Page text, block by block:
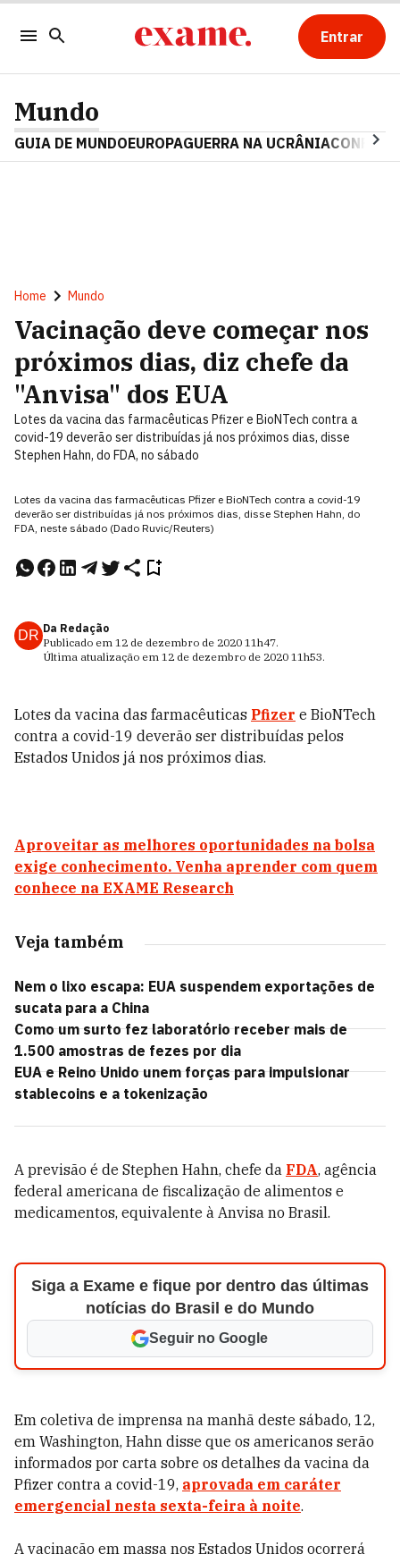
Entrar
Mundo
GUIA DE MUNDOEUROPAGUERRA NA UCRÂNIA
Home Mundo
Vacinação deve começar nos
próximos dias, diz chefe da
"Anvisa" dos EUA
Lotes da vacina das farmacêuticas Pfizer e BioNTech contra a
covid-19 deverão ser distribuídas já nos próximos dias, disse
Stephen Hahn, do FDA, no sábado
Lotes da vacina das farmacêuticas Pfizer e BioNTech contra a covid-19
deverão ser distribuídas já nos próximos dias, disse Stephen Hahn, do
FDA, neste sábado (Dado Ruvic/Reuters)
DR Da Redação
Publicado em 12 de dezembro de 2020 11h47.
Última atualização em 12 de dezembro de 2020 11h53.
Lotes da vacina das farmacêuticas Pfizer e BioNTech
contra a covid-19 deverão ser distribuídas pelos
Estados Unidos já nos próximos dias.
Aproveitar as melhores oportunidades na bolsa
exige conhecimento. Venha aprender com quem
conhece na EXAME Research
Veja também
Nem o lixo escapa: EUA suspendem exportações de
sucata para a China
Como um surto fez laboratório receber mais de
1.500 amostras de fezes por dia
EUA e Reino Unido unem forças para impulsionar
stablecoins e a tokenização
A previsão é de Stephen Hahn, chefe da FDA, agência
federal americana de fiscalização de alimentos e
medicamentos, equivalente à Anvisa no Brasil.
Siga a Exame e fique por dentro das últimas
notícias do Brasil e do Mundo
Seguir no Google
Em coletiva de imprensa na manhã deste sábado, 12,
em Washington, Hahn disse que os americanos serão
informados por carta sobre os detalhes da vacina da
Pfizer contra a covid-19, aprovada em caráter
emergencial nesta sexta-feira à noite.
A vacinação em massa nos Estados Unidos ocorrerá